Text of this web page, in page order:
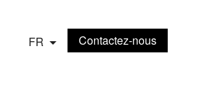
FR Contactez-nous